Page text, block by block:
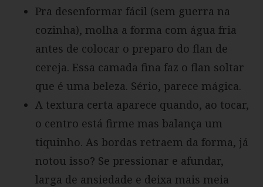
Pra desenformar fácil (sem guerra na
cozinha), molha a forma com água fria
antes de colocar o preparo do flan de
cereja. Essa camada fina faz o flan soltar
que é uma beleza. Sério, parece mágica.
A textura certa aparece quando, ao tocar,
o centro está firme mas balança um
tiquinho. As bordas retraem da forma, já
notou isso? Se pressionar e afundar,
larga de ansiedade e deixa mais meia